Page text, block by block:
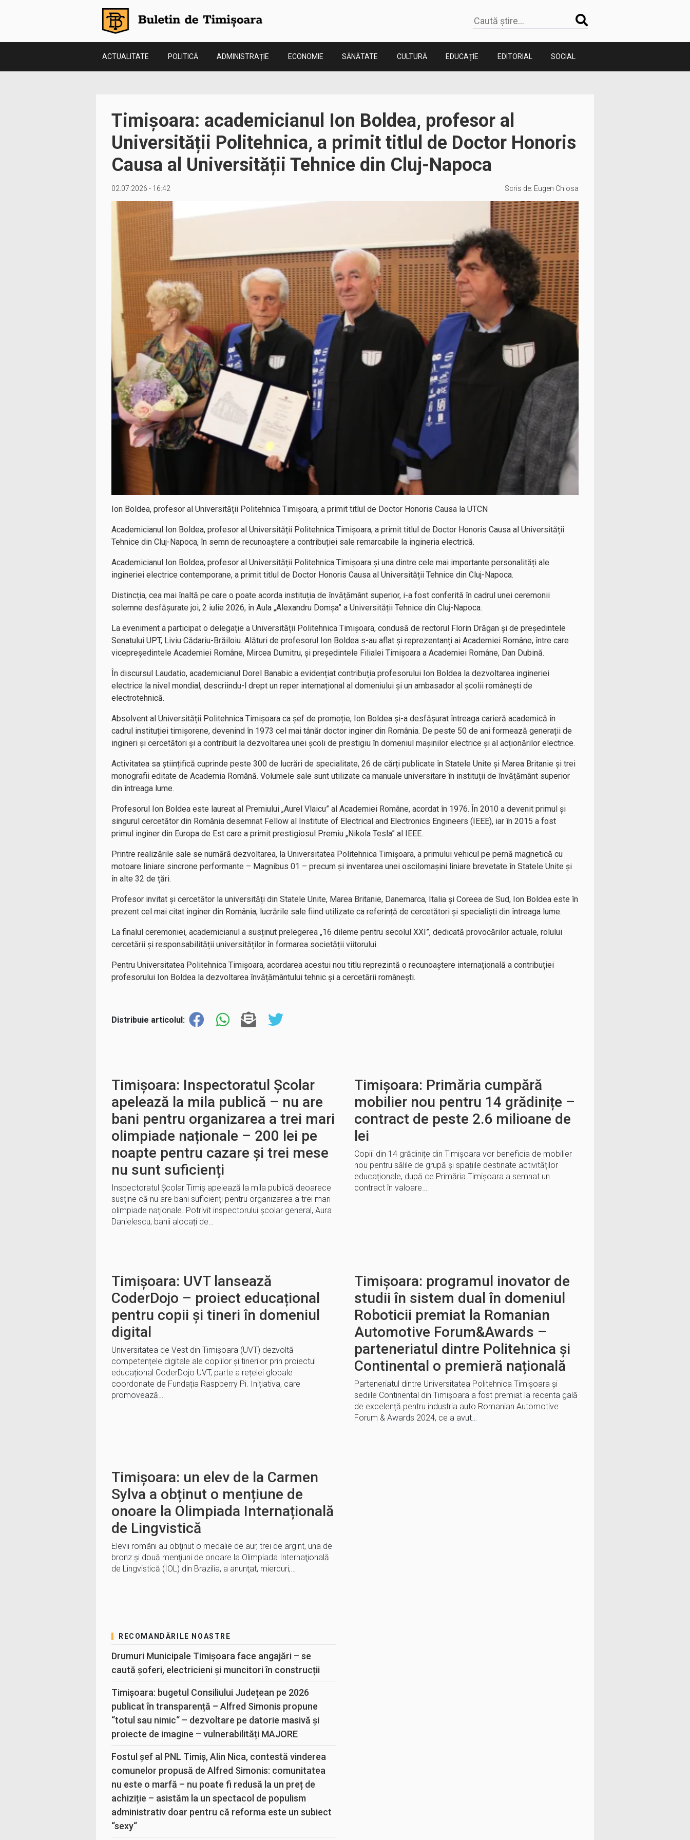
ACTUALITATE POLITICĂ ADMINISTRAȚIE ECONOMIE SĂNĂTATE CULTURĂ EDUCAȚIE EDITORIAL SOCIAL
Timișoara: academicianul Ion Boldea, profesor al
Universității Politehnica, a primit titlul de Doctor Honoris
Causa al Universității Tehnice din Cluj-Napoca
02.07.2026 - 16:42 Scris de: Eugen Chiosa
Ion Boldea, profesor al Universității Politehnica Timișoara, a primit titlul de Doctor Honoris Causa la UTCN
Academicianul Ion Boldea, profesor al Universității Politehnica Timișoara, a primit titlul de Doctor Honoris Causa al Universității
Tehnice din Cluj-Napoca, în semn de recunoaștere a contribuției sale remarcabile la ingineria electrică.
Academicianul Ion Boldea, profesor al Universității Politehnica Timișoara și una dintre cele mai importante personalități ale
ingineriei electrice contemporane, a primit titlul de Doctor Honoris Causa al Universității Tehnice din Cluj-Napoca.
Distincția, cea mai înaltă pe care o poate acorda instituția de învățământ superior, i-a fost conferită în cadrul unei ceremonii
solemne desfășurate joi, 2 iulie 2026, în Aula „Alexandru Domșa” a Universității Tehnice din Cluj-Napoca.
La eveniment a participat o delegație a Universității Politehnica Timișoara, condusă de rectorul Florin Drăgan și de președintele
Senatului UPT, Liviu Cădariu-Brăiloiu. Alături de profesorul Ion Boldea s-au aflat și reprezentanți ai Academiei Române, între care
vicepreședintele Academiei Române, Mircea Dumitru, și președintele Filialei Timișoara a Academiei Române, Dan Dubină.
În discursul Laudatio, academicianul Dorel Banabic a evidențiat contribuția profesorului Ion Boldea la dezvoltarea ingineriei
electrice la nivel mondial, descriindu-l drept un reper internațional al domeniului și un ambasador al școlii românești de
electrotehnică.
Absolvent al Universității Politehnica Timișoara ca șef de promoție, Ion Boldea și-a desfășurat întreaga carieră academică în
cadrul instituției timișorene, devenind în 1973 cel mai tânăr doctor inginer din România. De peste 50 de ani formează generații de
ingineri și cercetători și a contribuit la dezvoltarea unei școli de prestigiu în domeniul mașinilor electrice și al acționărilor electrice.
Activitatea sa științifică cuprinde peste 300 de lucrări de specialitate, 26 de cărți publicate în Statele Unite și Marea Britanie și trei
monografii editate de Academia Română. Volumele sale sunt utilizate ca manuale universitare în instituții de învățământ superior
din întreaga lume.
Profesorul Ion Boldea este laureat al Premiului „Aurel Vlaicu” al Academiei Române, acordat în 1976. În 2010 a devenit primul și
singurul cercetător din România desemnat Fellow al Institute of Electrical and Electronics Engineers (IEEE), iar în 2015 a fost
primul inginer din Europa de Est care a primit prestigiosul Premiu „Nikola Tesla” al IEEE.
Printre realizările sale se numără dezvoltarea, la Universitatea Politehnica Timișoara, a primului vehicul pe pernă magnetică cu
motoare liniare sincrone performante – Magnibus 01 – precum și inventarea unei oscilomașini liniare brevetate în Statele Unite și
în alte 32 de țări.
Profesor invitat și cercetător la universități din Statele Unite, Marea Britanie, Danemarca, Italia și Coreea de Sud, Ion Boldea este în
prezent cel mai citat inginer din România, lucrările sale fiind utilizate ca referință de cercetători și specialiști din întreaga lume.
La finalul ceremoniei, academicianul a susținut prelegerea „16 dileme pentru secolul XXI”, dedicată provocărilor actuale, rolului
cercetării și responsabilității universităților în formarea societății viitorului.
Pentru Universitatea Politehnica Timișoara, acordarea acestui nou titlu reprezintă o recunoaștere internațională a contribuției
profesorului Ion Boldea la dezvoltarea învățământului tehnic și a cercetării românești.
Distribuie articolul:
Timișoara: Inspectoratul Școlar
apelează la mila publică – nu are
bani pentru organizarea a trei mari
olimpiade naționale – 200 lei pe
noapte pentru cazare și trei mese
nu sunt suficienți
Inspectoratul Școlar Timiș apelează la mila publică deoarece
susține că nu are bani suficienți pentru organizarea a trei mari
olimpiade naționale. Potrivit inspectorului școlar general, Aura
Danielescu, banii alocați de…
Timișoara: Primăria cumpără
mobilier nou pentru 14 grădinițe –
contract de peste 2.6 milioane de
lei
Copiii din 14 grădinițe din Timișoara vor beneficia de mobilier
nou pentru sălile de grupă și spațiile destinate activităților
educaționale, după ce Primăria Timișoara a semnat un
contract în valoare…
Timișoara: UVT lansează
CoderDojo – proiect educațional
pentru copii și tineri în domeniul
digital
Universitatea de Vest din Timișoara (UVT) dezvoltă
competențele digitale ale copiilor și tinerilor prin proiectul
educațional CoderDojo UVT, parte a rețelei globale
coordonate de Fundația Raspberry Pi. Inițiativa, care
promovează…
Timișoara: programul inovator de
studii în sistem dual în domeniul
Roboticii premiat la Romanian
Automotive Forum&Awards –
parteneriatul dintre Politehnica și
Continental o premieră națională
Parteneriatul dintre Universitatea Politehnica Timișoara și
sediile Continental din Timișoara a fost premiat la recenta gală
de excelență pentru industria auto Romanian Automotive
Forum & Awards 2024, ce a avut…
Timișoara: un elev de la Carmen
Sylva a obținut o mențiune de
onoare la Olimpiada Internațională
de Lingvistică
Elevii români au obţinut o medalie de aur, trei de argint, una de
bronz şi două menţiuni de onoare la Olimpiada Internaţională
de Lingvistică (IOL) din Brazilia, a anunţat, miercuri,…
RECOMANDĂRILE NOASTRE
Drumuri Municipale Timișoara face angajări – se
caută șoferi, electricieni și muncitori în construcții
Timișoara: bugetul Consiliului Județean pe 2026
publicat în transparență – Alfred Simonis propune
“totul sau nimic“ – dezvoltare pe datorie masivă și
proiecte de imagine – vulnerabilități MAJORE
Fostul șef al PNL Timiș, Alin Nica, contestă vinderea
comunelor propusă de Alfred Simonis: comunitatea
nu este o marfă – nu poate fi redusă la un preț de
achiziție – asistăm la un spectacol de populism
administrativ doar pentru că reforma este un subiect
“sexy“